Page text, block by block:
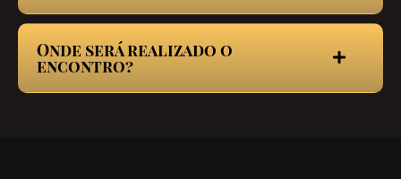
Onde será realizado o
encontro?